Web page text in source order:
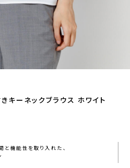
キーネックブラウス ホワイト
と機能性を取り入れた、